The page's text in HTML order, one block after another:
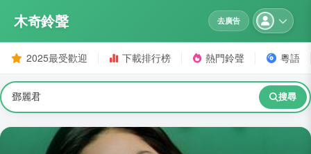
木奇鈴聲 去廣告
2025最受歡迎 下載排行榜 熱門鈴聲 粵語
搜尋